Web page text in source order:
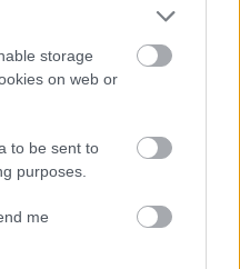
storage
on web or
to be sent to
purposes.
me
foglalkozik
az
virtuális valóság
az utcán sétálni,
helyett szemüveg
beültethető lencse,